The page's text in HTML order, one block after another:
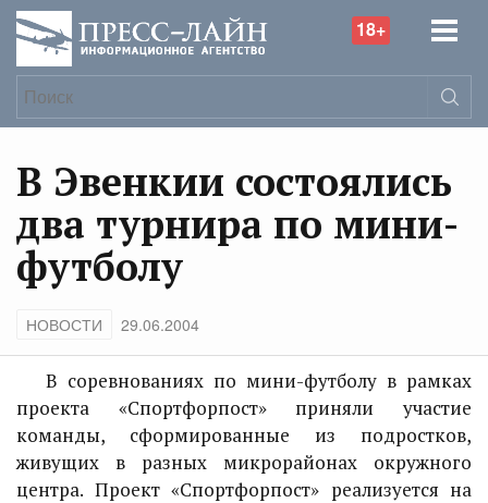
18+
В Эвенкии состоялись
два турнира по мини-
футболу
НОВОСТИ 29.06.2004
В соревнованиях по мини-футболу в рамках
проекта «Спортфорпост» приняли участие
команды, сформированные из подростков,
живущих в разных микрорайонах окружного
центра. Проект «Спортфорпост» реализуется на